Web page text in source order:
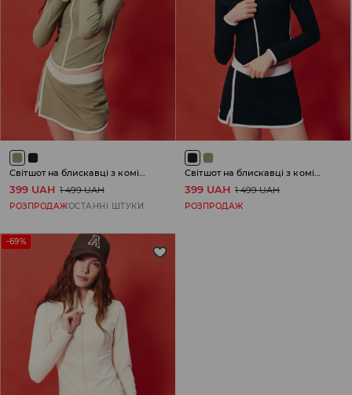
399 UAH 1 499 UAH
РОЗПРОДАЖОСТАННІ ШТУКИ
399 UAH 1 499 UAH
РОЗПРОДАЖ
-69%